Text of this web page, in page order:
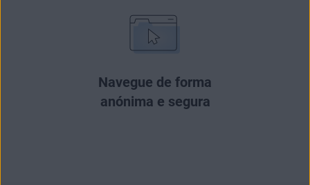
Navegue de forma
anónima e segura